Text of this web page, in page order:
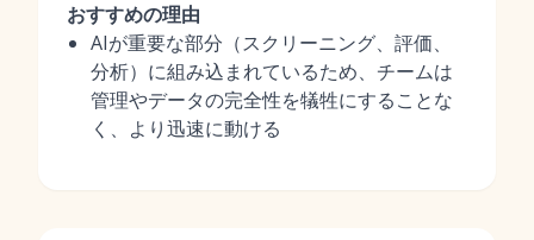
おすすめの理由
AIが重要な部分（スクリーニング、評価、
分析）に組み込まれているため、チームは
管理やデータの完全性を犠牲にすることな
く、より迅速に動ける